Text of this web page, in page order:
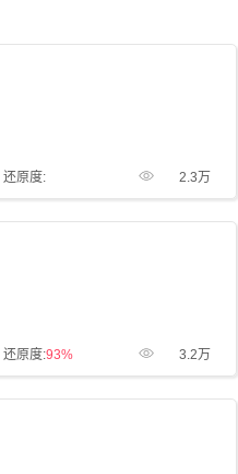
还原度: 2.3万
还原度:93% 3.2万